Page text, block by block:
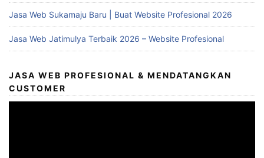
Jasa Web Sukamaju Baru | Buat Website Profesional 2026
Jasa Web Jatimulya Terbaik 2026 – Website Profesional
JASA WEB PROFESIONAL & MENDATANGKAN
CUSTOMER